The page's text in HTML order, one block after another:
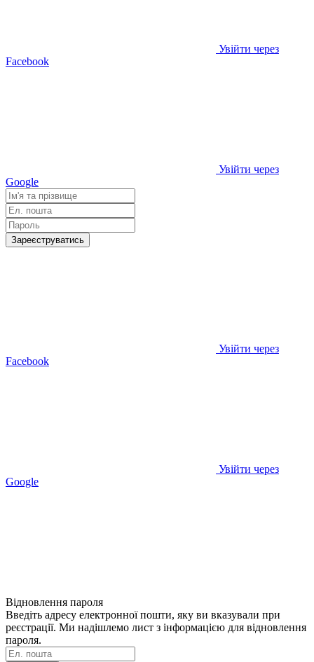
Увійти через
Facebook
Увійти через
Google
Зареєструватись
Увійти через
Facebook
Увійти через
Google
Відновлення пароля
Введіть адресу електронної пошти, яку ви вказували при
реєстрації. Ми надішлемо лист з інформацією для відновлення
пароля.